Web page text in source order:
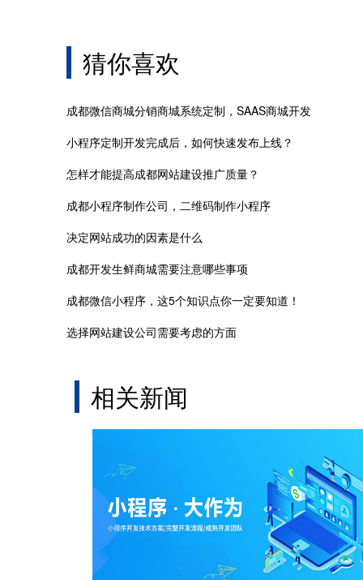
猜你喜欢
成都微信商城分销商城系统定制，SAAS商城开发
小程序定制开发完成后，如何快速发布上线？
怎样才能提高成都网站建设推广质量？
成都小程序制作公司，二维码制作小程序
决定网站成功的因素是什么
成都开发生鲜商城需要注意哪些事项
成都微信小程序，这5个知识点你一定要知道！
选择网站建设公司需要考虑的方面
相关新闻